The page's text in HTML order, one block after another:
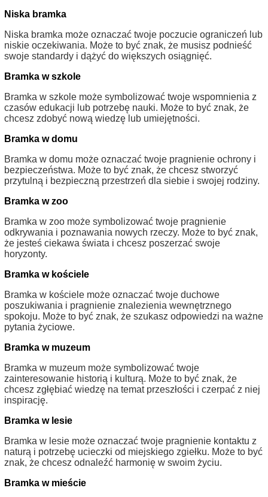
Niska bramka
Niska bramka może oznaczać twoje poczucie ograniczeń lub
niskie oczekiwania. Może to być znak, że musisz podnieść
swoje standardy i dążyć do większych osiągnięć.
Bramka w szkole
Bramka w szkole może symbolizować twoje wspomnienia z
czasów edukacji lub potrzebę nauki. Może to być znak, że
chcesz zdobyć nową wiedzę lub umiejętności.
Bramka w domu
Bramka w domu może oznaczać twoje pragnienie ochrony i
bezpieczeństwa. Może to być znak, że chcesz stworzyć
przytulną i bezpieczną przestrzeń dla siebie i swojej rodziny.
Bramka w zoo
Bramka w zoo może symbolizować twoje pragnienie
odkrywania i poznawania nowych rzeczy. Może to być znak,
że jesteś ciekawa świata i chcesz poszerzać swoje
horyzonty.
Bramka w kościele
Bramka w kościele może oznaczać twoje duchowe
poszukiwania i pragnienie znalezienia wewnętrznego
spokoju. Może to być znak, że szukasz odpowiedzi na ważne
pytania życiowe.
Bramka w muzeum
Bramka w muzeum może symbolizować twoje
zainteresowanie historią i kulturą. Może to być znak, że
chcesz zgłębiać wiedzę na temat przeszłości i czerpać z niej
inspirację.
Bramka w lesie
Bramka w lesie może oznaczać twoje pragnienie kontaktu z
naturą i potrzebę ucieczki od miejskiego zgiełku. Może to być
znak, że chcesz odnaleźć harmonię w swoim życiu.
Bramka w mieście